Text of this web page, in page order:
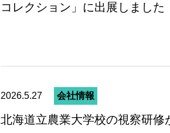
コレクション」に出展しました
2026.5.27 会社情報
北海道立農業大学校の視察研修